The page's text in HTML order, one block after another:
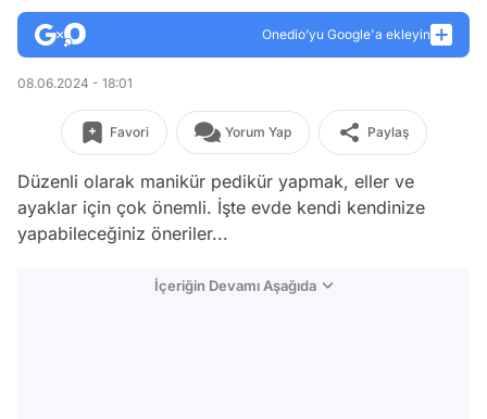
Onedio’yu Google'a ekleyin
08.06.2024 - 18:01
Favori Yorum Yap Paylaş
Düzenli olarak manikür pedikür yapmak, eller ve
ayaklar için çok önemli. İşte evde kendi kendinize
yapabileceğiniz öneriler...
İçeriğin Devamı Aşağıda